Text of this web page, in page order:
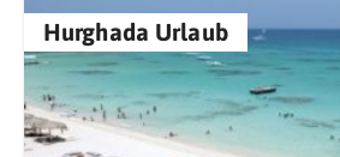
Hurghada Urlaub